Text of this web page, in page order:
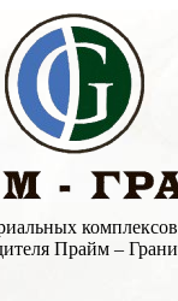
Прайм –